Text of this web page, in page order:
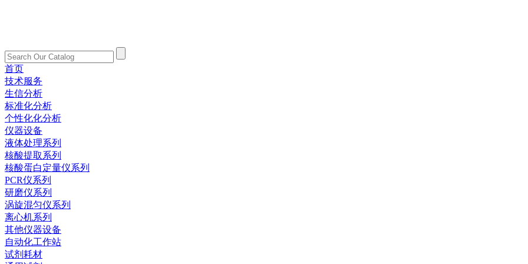
首页
技术服务
生信分析
标准化分析
个性化化分析
仪器设备
液体处理系列
核酸提取系列
核酸蛋白定量仪系列
PCR仪系列
研磨仪系列
涡旋混匀仪系列
离心机系列
其他仪器设备
自动化工作站
试剂耗材